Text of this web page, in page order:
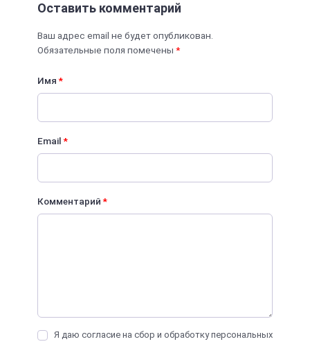
Оставить комментарий
Ваш адрес email не будет опубликован.
Обязательные поля помечены *
Имя*
Email*
Комментарий*
Я даю согласие на сбор и обработку персональных